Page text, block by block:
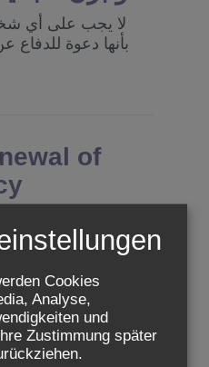
بأنها دعوة للدفاع
of
call to
son, who has
Islamists are not
they can take
returning to
of charity.
Cookies
Analyse,
und
Zustimmung später